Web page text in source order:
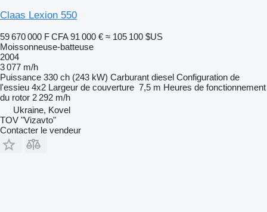
Claas Lexion 550
59 670 000 F CFA 91 000 € ≈ 105 100 $US
Moissonneuse-batteuse
2004
3 077 m/h
Puissance 330 ch (243 kW) Carburant diesel Configuration de
l'essieu 4x2 Largeur de couverture 7,5 m Heures de fonctionnement
du rotor 2 292 m/h
Ukraine, Kovel
TOV "Vizavto"
Contacter le vendeur